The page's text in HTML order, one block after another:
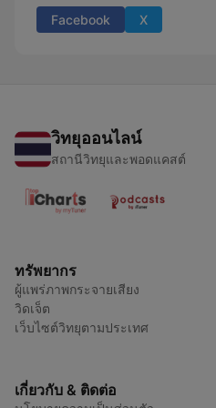
Facebook X
วิทยุออนไลน์
สถานีวิทยุและพอดแคสต์
ทรัพยากร
ผู้แพร่ภาพกระจายเสียง
วิดเจ็ต
เว็บไซต์วิทยุตามประเทศ
เกี่ยวกับ & ติดต่อ